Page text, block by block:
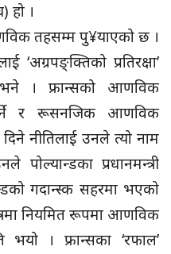
हो ।
तहसम्म पु¥याएको छ ।
‘अग्रपङ्क्तिको प्रतिरक्षा’
। फ्रान्सको आणविक
गर्ने र रूसनजिक आणविक
नीतिलाई उनले त्यो नाम
प्रधानमन्त्री
गदान्स्क सहरमा भएको
नियमित रूपमा आणविक
भयो । फ्रान्सका ‘रफाल’